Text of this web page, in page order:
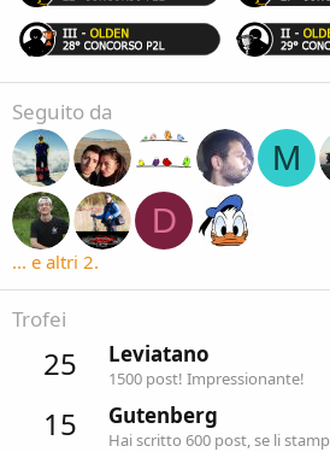
Seguito da
M
D
... e altri 2.
Trofei
25 Leviatano
1500 post! Impressionante!
15 Gutenberg
Hai scritto 600 post, se li